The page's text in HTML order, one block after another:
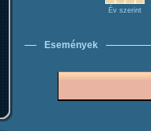
Év szerint
Események